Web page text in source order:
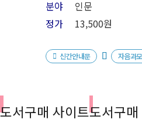
분야
인문
정가
13,500원
신간안내문 자음과
도서구매 사이트도서구